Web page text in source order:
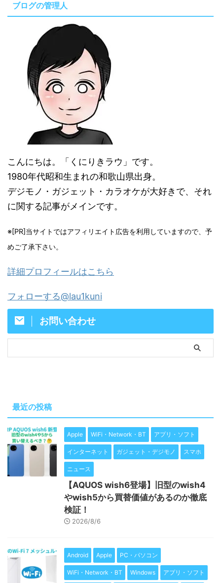
ブログの管理人
こんにちは。「くにりきラウ」です。
1980年代昭和生まれの和歌山県出身。
デジモノ・ガジェット・カラオケが大好きで、それ
に関する記事がメインです。
※[PR]当サイトではアフィリエイト広告を利用していますので、予
めご了承下さい。
詳細プロフィールはこちら
フォローする@lau1kuni
お問い合わせ
最近の投稿
Apple WiFi・Network・BT アプリ・ソフト
インターネット ガジェット・デジモノ スマホ
ニュース
【AQUOS wish6登場】旧型のwish4
やwish5から買替価値があるのか徹底
検証！
2026/8/6
Android Apple PC・パソコン
WiFi・Network・BT Windows アプリ・ソフト